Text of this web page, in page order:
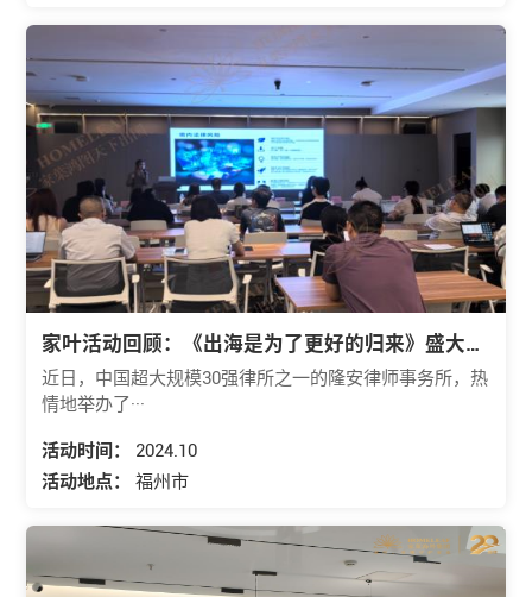
家叶活动回顾：《出海是为了更好的归来》盛大交
流会
近日，中国超大规模30强律所之一的隆安律师事务所，热
情地举办了···
活动时间：
2024.10
活动地点：
福州市